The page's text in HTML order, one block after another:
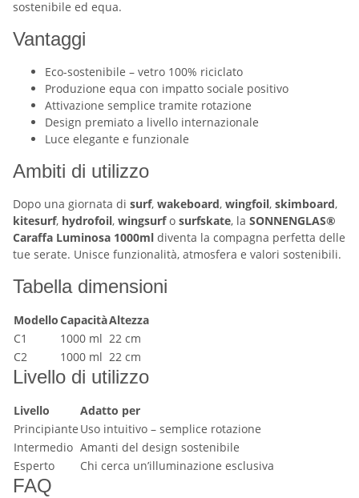
sostenibile ed equa.
Vantaggi
Eco-sostenibile – vetro 100% riciclato
Produzione equa con impatto sociale positivo
Attivazione semplice tramite rotazione
Design premiato a livello internazionale
Luce elegante e funzionale
Ambiti di utilizzo
Dopo una giornata di surf, wakeboard, wingfoil, skimboard,
kitesurf, hydrofoil, wingsurfo surfskate, la SONNENGLAS®
Caraffa Luminosa 1000ml diventa la compagna perfetta delle
tue serate. Unisce funzionalità, atmosfera e valori sostenibili.
Tabella dimensioni
ModelloCapacitàAltezza
C1
1000 ml 22 cm
C2
1000 ml 22 cm
Livello di utilizzo
Livello
Adatto per
Principiante Uso intuitivo – semplice rotazione
Intermedio Amanti del design sostenibile
Esperto
Chi cerca un’illuminazione esclusiva
FAQ